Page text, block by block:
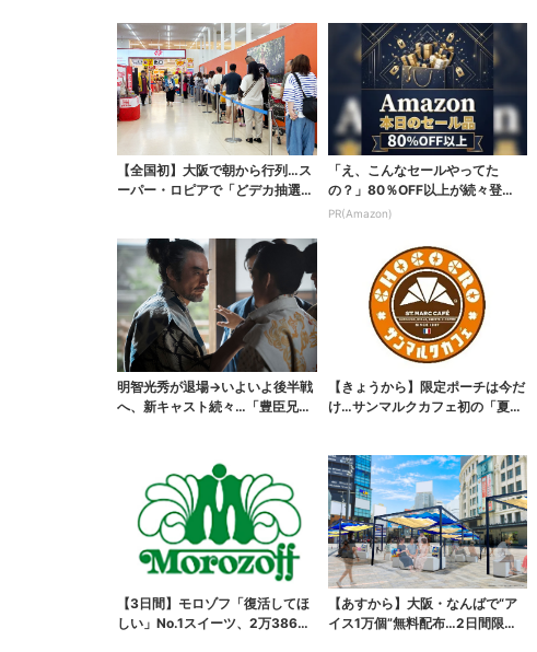
【全国初】大阪で朝から行列…ス
ーパー・ロピアで「どデカ抽選
「え、こんなセールやってた
の？」80％OFF以上が続々登
場！Amazonの本気が...
PR(Amazon)
明智光秀が退場→いよいよ後半戦
へ、新キャスト続々…「豊臣兄
【きょうから】限定ポーチは今だ
け…サンマルクカフェ初の「夏福
【3日間】モロゾフ「復活してほ
しい」No.1スイーツ、2万3865
【あすから】大阪・なんばで“ア
イス1万個”無料配布…2日間限定